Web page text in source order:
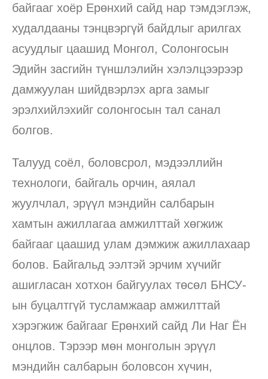
байгааг хоёр Ерөнхий сайд нар тэмдэглэж,
худалдааны тэнцвэргүй байдлыг арилгах
асуудлыг цаашид Монгол, Солонгосын
Эдийн засгийн түншлэлийн хэлэлцээрээр
дамжуулан шийдвэрлэх арга замыг
эрэлхийлэхийг солонгосын тал санал
болгов.
Талууд соёл, боловсрол, мэдээллийн
технологи, байгаль орчин, аялал
жуулчлал, эрүүл мэндийн салбарын
хамтын ажиллагаа амжилттай хөгжиж
байгааг цаашид улам дэмжиж ажиллахаар
болов. Байгальд ээлтэй эрчим хүчийг
ашигласан хотхон байгуулах төсөл БНСУ-
ын буцалтгүй тусламжаар амжилттай
хэрэгжиж байгааг Ерөнхий сайд Ли Наг Ён
онцлов. Тэрээр мөн монголын эрүүл
мэндийн салбарын боловсон хүчин,